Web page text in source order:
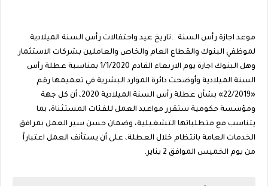
موعد اجازة رأس السنة ..تاريخ عيد واحتفالات رأس السنة الميلادية
لموظفي البنوك والقطاع العام والخاص والعاملين بشركات الاستثمار
وهل البنوك اجازة يوم الاربعاء القادم 1/1/2020 بمناسبة عطلة رأس
السنة الميلادية وأوضحت دائرة الموارد البشرية في تعميمها رقم
«22/2019» بشأن عطلة رأس السنة الميلادية 2020، أن كل جهة
ومؤسسة حكومية ستقرر مواعيد العمل للفئات المستثناة، بما
يتناسب مع متطلباتها التشغيلية، وضمان حسن سير العمل بمرافق
الخدمات العامة بانتظام خلال العطلة، على أن يستأنف العمل اعتباراً
من يوم الخميس الموافق 2 يناير.